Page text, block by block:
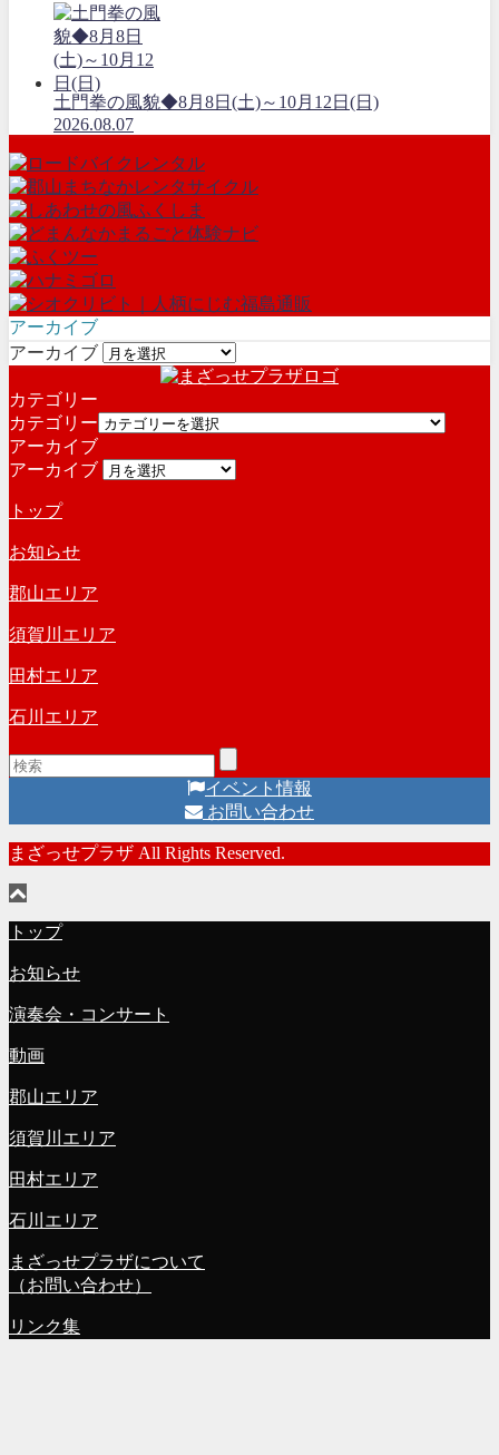
土門拳の風貌◆8月8日(土)～10月12日(日)
2026.08.07
アーカイブ
アーカイブ
カテゴリー
カテゴリー
アーカイブ
アーカイブ
トップ
お知らせ
郡山エリア
須賀川エリア
田村エリア
石川エリア
イベント情報
お問い合わせ
まざっせプラザ All Rights Reserved.
トップ
お知らせ
演奏会・コンサート
動画
郡山エリア
須賀川エリア
田村エリア
石川エリア
まざっせプラザについて
（お問い合わせ）
リンク集